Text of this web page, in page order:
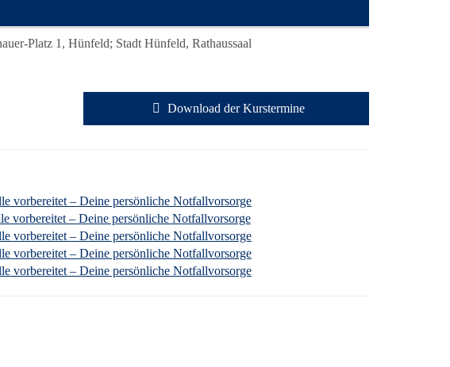
Platz 1, Hünfeld; Stadt Hünfeld, Rathaussaal
Download der Kurstermine
vorbereitet – Deine persönliche Notfallvorsorge
vorbereitet – Deine persönliche Notfallvorsorge
vorbereitet – Deine persönliche Notfallvorsorge
vorbereitet – Deine persönliche Notfallvorsorge
vorbereitet – Deine persönliche Notfallvorsorge